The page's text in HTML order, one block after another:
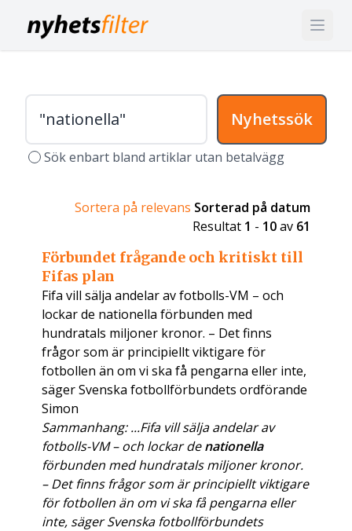
Nyhetssök
Sök enbart bland artiklar utan betalvägg
Sortera på relevans Sorterad på datum
Resultat 1 - 10av 61
Förbundet frågande och kritiskt till
Fifas plan
Fifa vill sälja andelar av fotbolls-VM – och
lockar de nationella förbunden med
hundratals miljoner kronor. – Det finns
frågor som är principiellt viktigare för
fotbollen än om vi ska få pengarna eller inte,
säger Svenska fotbollförbundets ordförande
Simon
Sammanhang: ...Fifa vill sälja andelar av
fotbolls-VM – och lockar denationella
förbunden med hundratals miljoner kronor.
– Det finns frågor som är principiellt viktigare
för fotbollen än om vi ska få pengarna eller
inte, säger Svenska fotbollförbundets